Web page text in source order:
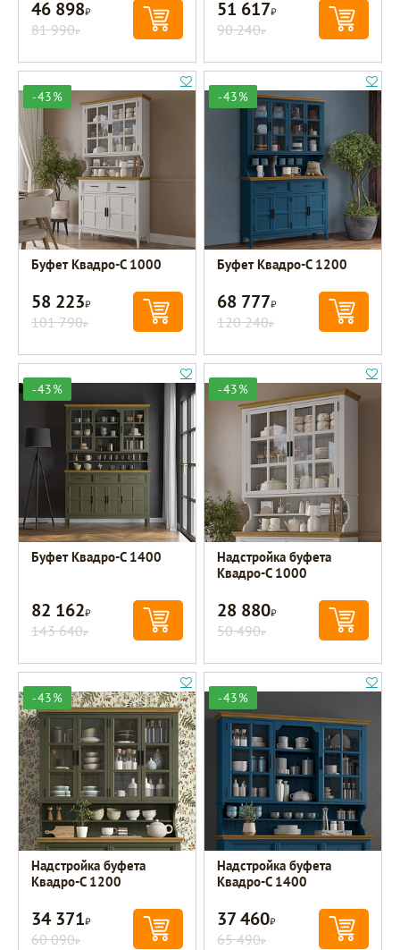
46 898Р
81 990Р
51 617Р
90 240Р
-43%
Буфет Квадро-С 1000
58 223Р
101 790Р
-43%
Буфет Квадро-С 1200
68 777Р
120 240Р
-43%
Буфет Квадро-С 1400
82 162Р
143 640Р
-43%
Надстройка буфета
Квадро-С 1000
28 880Р
50 490Р
-43%
Надстройка буфета
Квадро-С 1200
34 371Р
60 090Р
-43%
Надстройка буфета
Квадро-С 1400
37 460Р
65 490Р